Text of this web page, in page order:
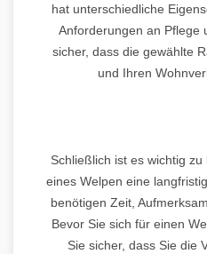
hat unterschiedliche
Anforderungen an Pflege
sicher, dass die gewählte
und Ihren
Schließlich ist es wichtig
eines Welpen eine
benötigen Zeit,
Bevor Sie sich für einen
Sie sicher, dass Sie die